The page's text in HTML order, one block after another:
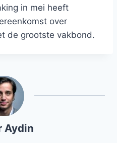
in mei heeft
over
de grootste vakbond.
Aydin